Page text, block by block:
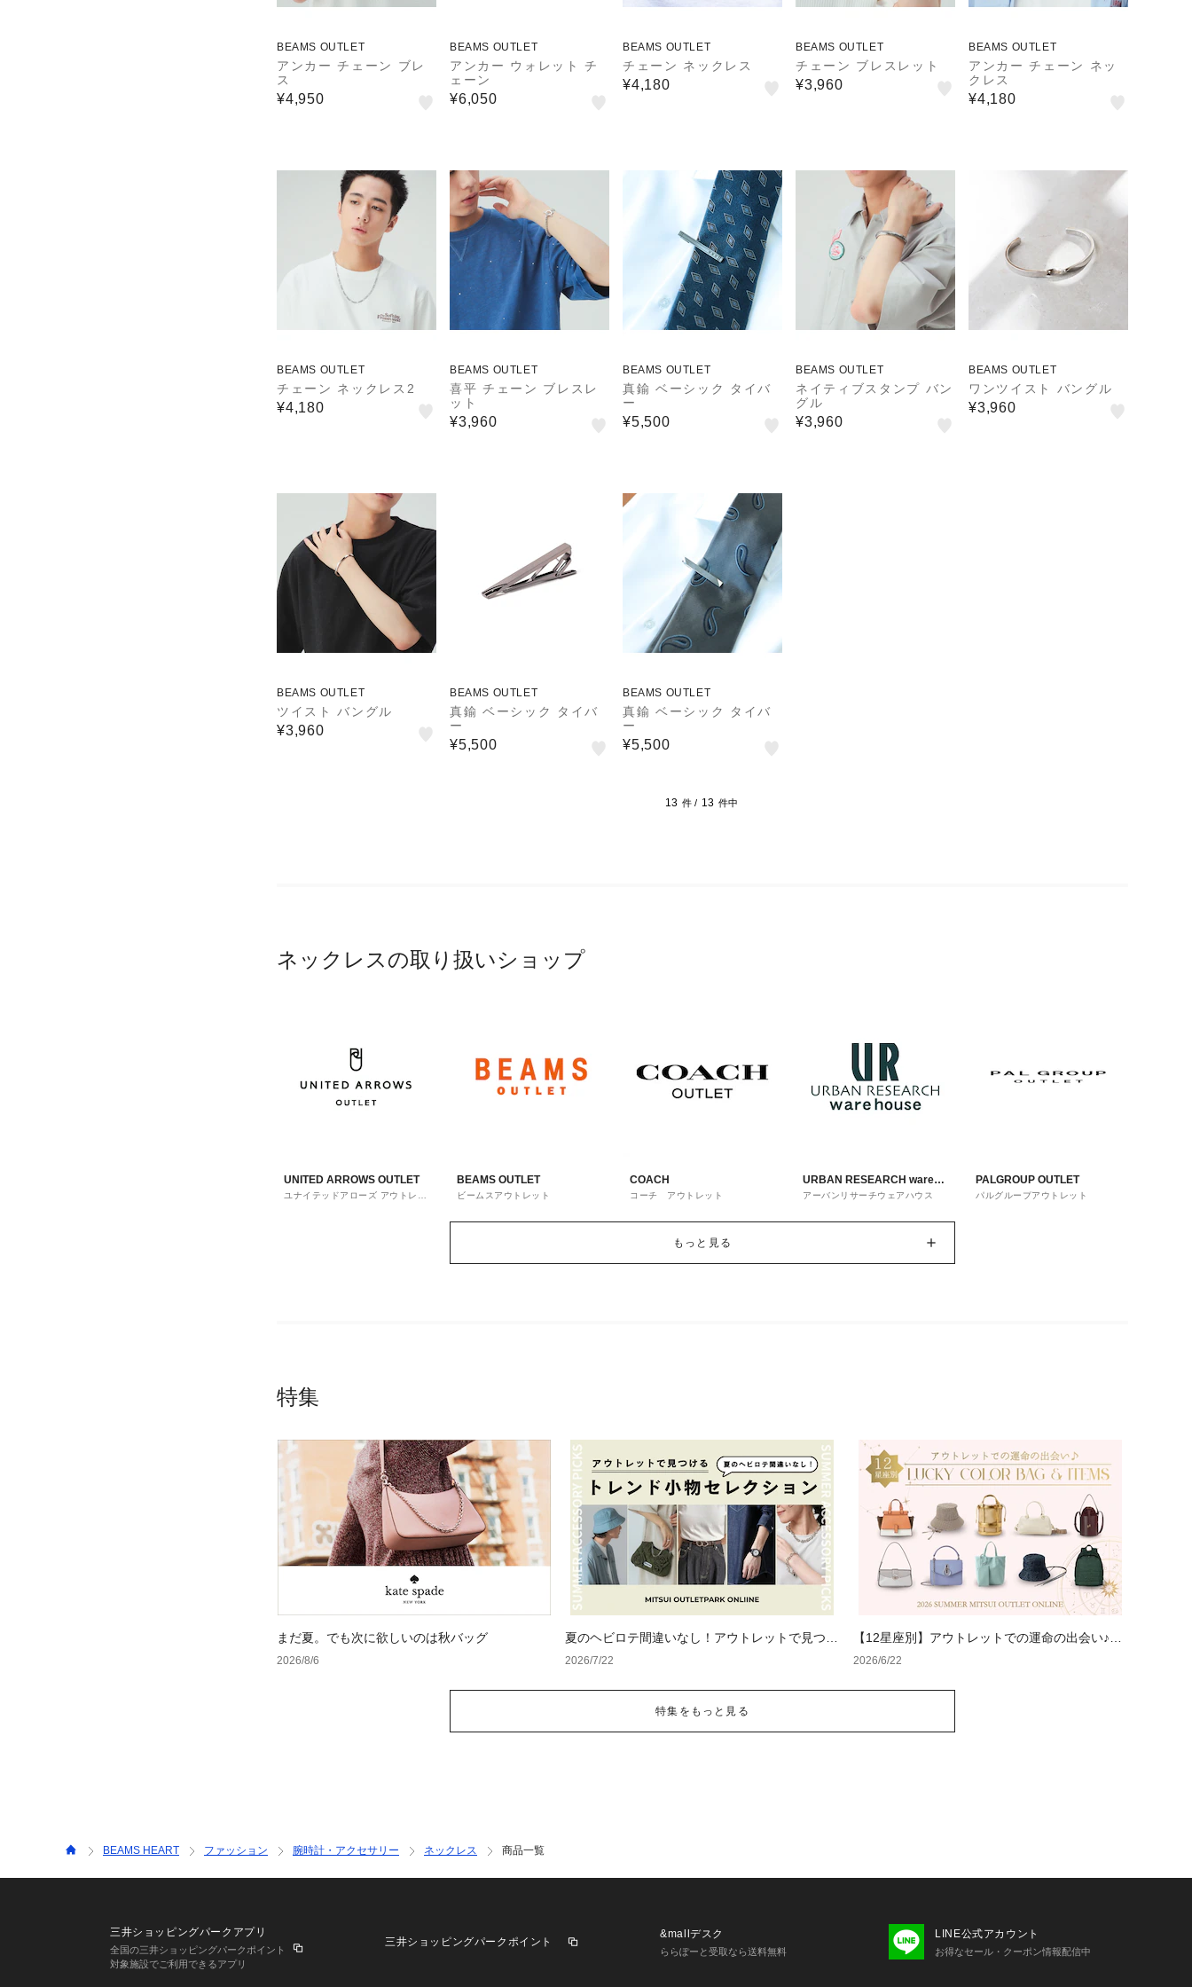
BEAMS OUTLET
アンカー チェーン ブレ
ス
¥4,950
BEAMS OUTLET
アンカー ウォレット チ
ェーン
¥6,050
BEAMS OUTLET
チェーン ネックレス
¥4,180
BEAMS OUTLET
チェーン ブレスレット
¥3,960
BEAMS OUTLET
アンカー チェーン ネッ
クレス
¥4,180
BEAMS OUTLET
チェーン ネックレス2
¥4,180
BEAMS OUTLET
喜平 チェーン ブレスレ
ット
¥3,960
BEAMS OUTLET
真鍮 ベーシック タイバ
ー
¥5,500
BEAMS OUTLET
ネイティブスタンプ バン
グル
¥3,960
BEAMS OUTLET
ワンツイスト バングル
¥3,960
BEAMS OUTLET
ツイスト バングル
¥3,960
BEAMS OUTLET
真鍮 ベーシック タイバ
ー
¥5,500
BEAMS OUTLET
真鍮 ベーシック タイバ
ー
¥5,500
13 件 / 13 件中
ネックレスの取り扱いショップ
UNITED ARROWS OUTLET
ユナイテッドアローズ アウトレッ
BEAMS OUTLET
ビームスアウトレット
COACH
コーチ アウトレット
URBAN RESEARCH ware
house
アーバンリサーチウェアハウス
PALGROUP OUTLET
パルグループアウトレット
もっと見る
特集
まだ夏。でも次に欲しいのは秋バッグ
2026/8/6
夏のヘビロテ間違いなし！アウトレットで見つけ
るトレンド小物セレクション
2026/7/22
【12星座別】アウトレットでの運命の出会い♪夏
のラッキーカラーバッグ＆小物
2026/6/22
特集をもっと見る
BEAMS HEART ファッション 腕時計・アクセサリー ネックレス 商品一覧
三井ショッピングパークアプリ
全国の三井ショッピングパークポイント
対象施設でご利用できるアプリ
三井ショッピングパークポイント
&mallデスク
ららぽーと受取なら送料無料
LINE公式アカウント
お得なセール・クーポン情報配信中